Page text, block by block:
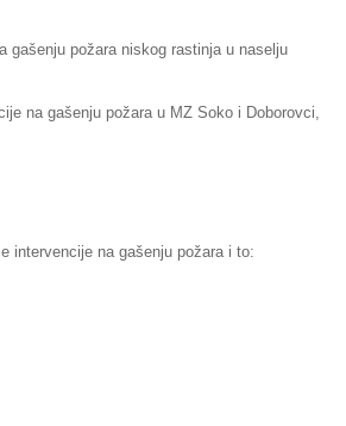
gašenju požara niskog rastinja u naselju
na gašenju požara u MZ Soko i Doborovci,
intervencije na gašenju požara i to: